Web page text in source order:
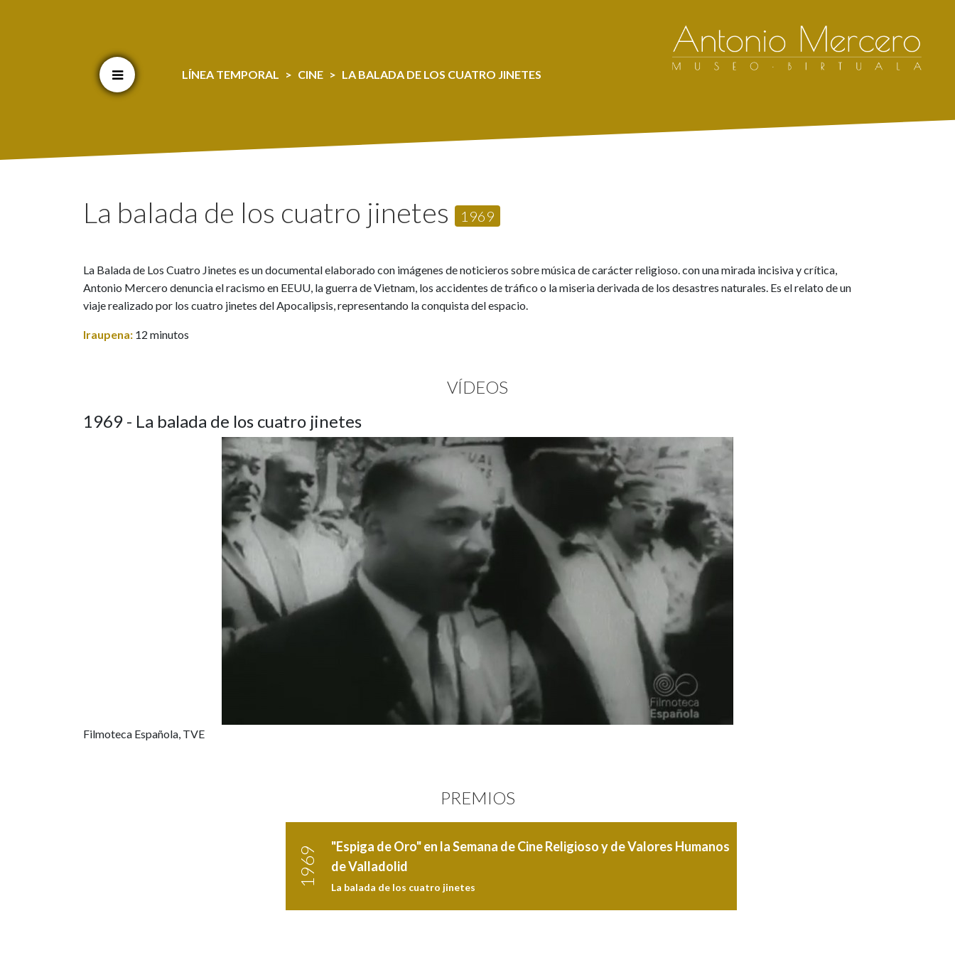
LÍNEA TEMPORAL CINE LA BALADA DE LOS CUATRO JINETES
La balada de los cuatro jinetes 1969
La Balada de Los Cuatro Jinetes es un documental elaborado con imágenes de noticieros sobre música de carácter religioso. con una mirada incisiva y crítica,
Antonio Mercero denuncia el racismo en EEUU, la guerra de Vietnam, los accidentes de tráfico o la miseria derivada de los desastres naturales. Es el relato de un
viaje realizado por los cuatro jinetes del Apocalipsis, representando la conquista del espacio.
Iraupena: 12 minutos
VÍDEOS
1969 - La balada de los cuatro jinetes
Filmoteca Española, TVE
PREMIOS
1969
"Espiga de Oro" en la Semana de Cine Religioso y de Valores Humanos
de Valladolid
La balada de los cuatro jinetes